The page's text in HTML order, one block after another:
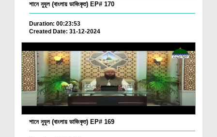
শানে নুযূল (বাংলায় ডাবিংকৃত) EP# 170
Duration: 00:23:53
Created Date: 31-12-2024
শানে নুযূল (বাংলায় ডাবিংকৃত) EP# 169